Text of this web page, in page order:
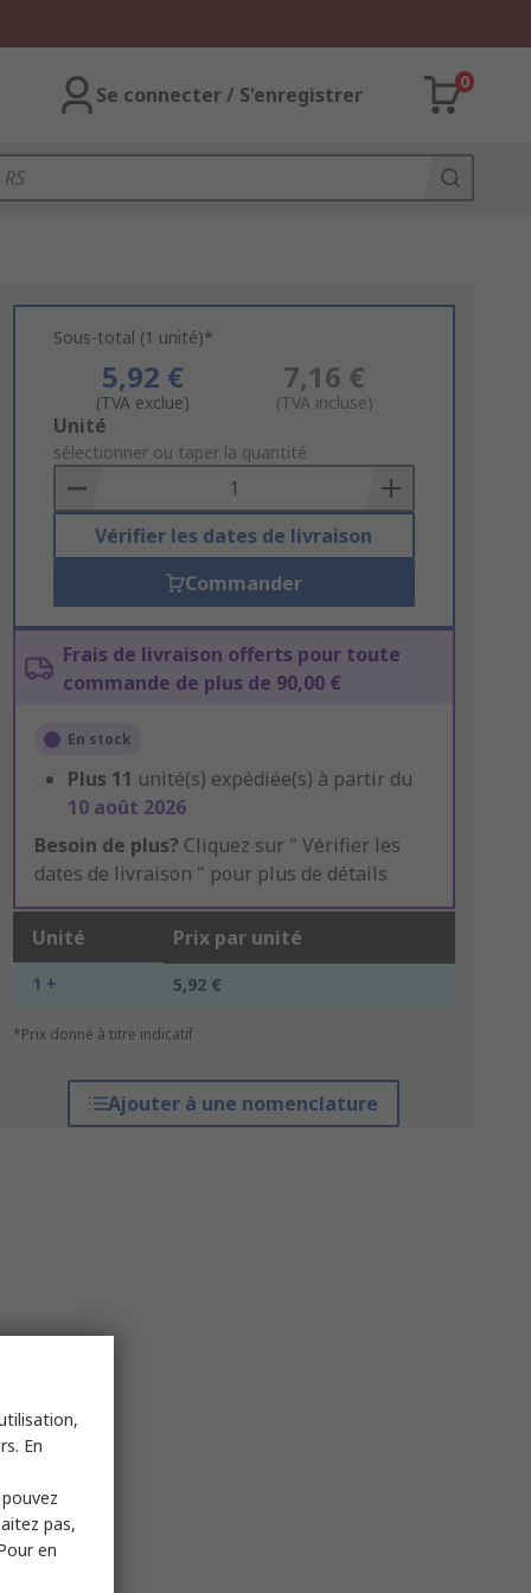
Se connecter / S'enregistrer
0
Sous-total (1 unité)*
5,92 €
(TVA exclue)
7,16 €
(TVA incluse)
Add
to
Basket
Unité
sélectionner ou taper la quantité
Vérifier les dates de livraison
Commander
Frais de livraison offerts pour toute
commande de plus de 90,00 €
En stock
Plus 11 unité(s) expédiée(s) à partir du
10 août 2026
Besoin de plus? Cliquez sur " Vérifier les
dates de livraison " pour plus de détails
Unité Prix par unité
1 + 5,92 €
*Prix donné à titre indicatif
Ajouter à une nomenclature
En
pas,
en